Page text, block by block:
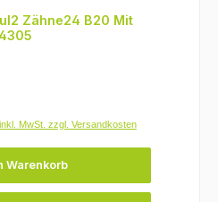
Zähne24 B20 Mit
MwSt. zzgl. Versandkosten
Warenkorb